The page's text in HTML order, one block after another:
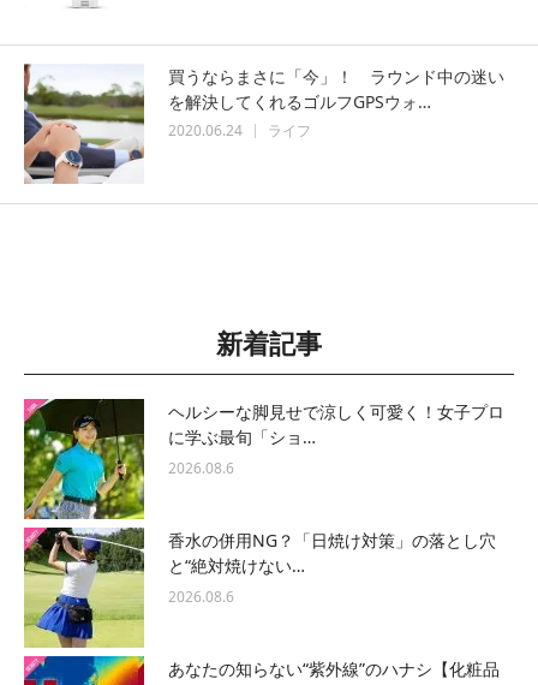
買うならまさに「今」！ ラウンド中の迷い
を解決してくれるゴルフGPSウォ…
2020.06.24 ライフ
新着記事
ヘルシーな脚見せで涼しく可愛く！女子プロ
に学ぶ最旬「ショ…
2026.08.6
香水の併用NG？「日焼け対策」の落とし穴
と“絶対焼けない…
2026.08.6
あなたの知らない“紫外線”のハナシ【化粧品